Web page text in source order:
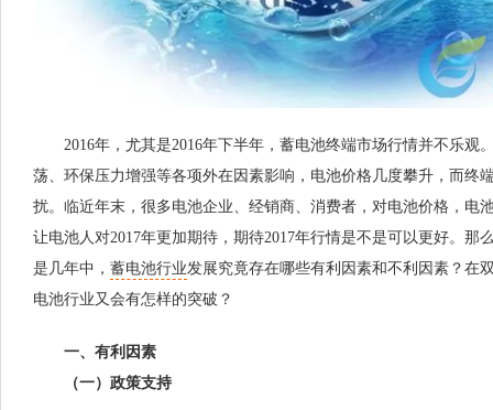
2016年，尤其是2016年下半年，蓄电池终端市场行情并不乐观
荡、环保压力增强等各项外在因素影响，电池价格几度攀升，而终
扰。临近年末，很多电池企业、经销商、消费者，对电池价格，电
让电池人对2017年更加期待，期待2017年行情是不是可以更好。那
是几年中， 蓄电池行业发展究竟存在哪些有利因素和不利因素？在
电池行业又会有怎样的突破？
一、有利因素
（一）政策支持